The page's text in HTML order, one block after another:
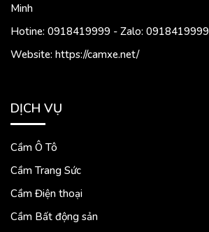
Minh
Hotine: 0918419999 - Zalo: 0918419999
Website: https://camxe.net/
DỊCH VỤ
Cầm Ô Tô
Cầm Trang Sức
Cầm Điện thoại
Cầm Bất động sản